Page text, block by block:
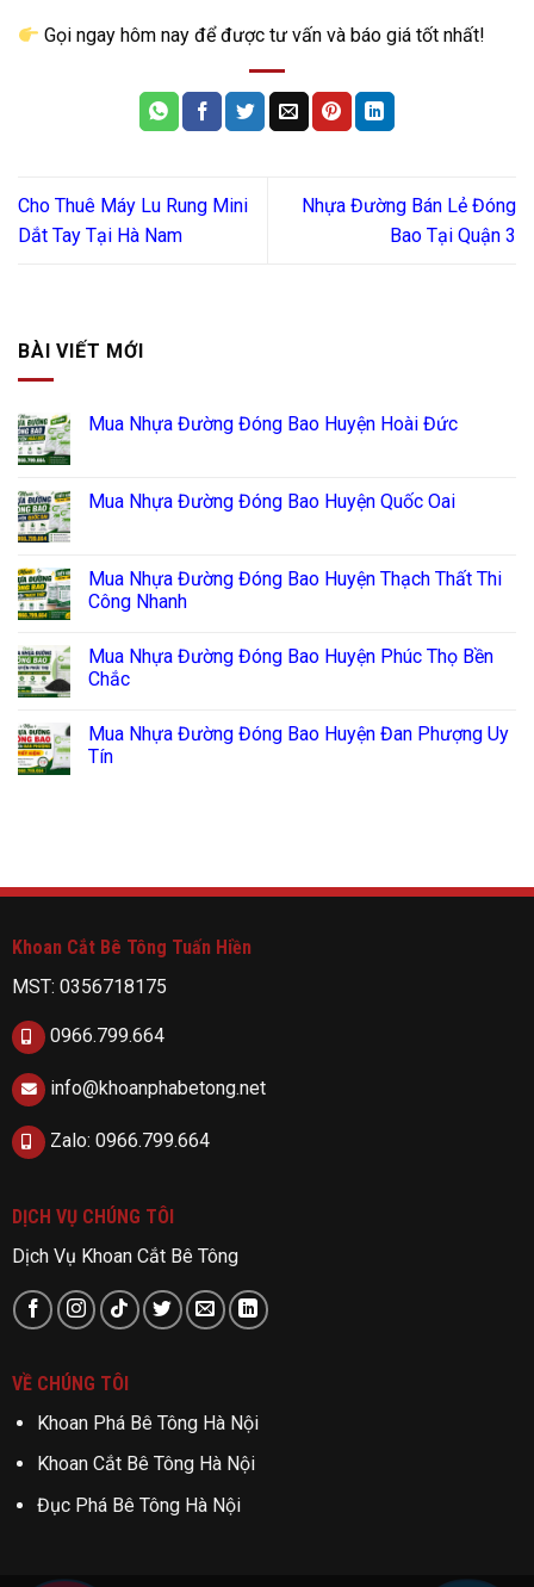
Gọi ngay hôm nay để được tư vấn và báo giá tốt nhất!
Cho Thuê Máy Lu Rung Mini
Dắt Tay Tại Hà Nam
Nhựa Đường Bán Lẻ Đóng
Bao Tại Quận 3
BÀI VIẾT MỚI
Mua Nhựa Đường Đóng Bao Huyện Hoài Đức
Mua Nhựa Đường Đóng Bao Huyện Quốc Oai
Mua Nhựa Đường Đóng Bao Huyện Thạch Thất Thi
Công Nhanh
Mua Nhựa Đường Đóng Bao Huyện Phúc Thọ Bền
Chắc
Mua Nhựa Đường Đóng Bao Huyện Đan Phượng Uy
Tín
Khoan Cắt Bê Tông Tuấn Hiền
MST: 0356718175
0966.799.664
info@khoanphabetong.net
Zalo: 0966.799.664
DỊCH VỤ CHÚNG TÔI
Dịch Vụ Khoan Cắt Bê Tông
VỀ CHÚNG TÔI
Khoan Phá Bê Tông Hà Nội
Khoan Cắt Bê Tông Hà Nội
Đục Phá Bê Tông Hà Nội